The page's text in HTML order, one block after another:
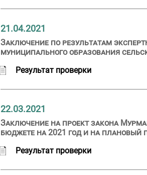
21.04.2021
Заключение по результатам
муниципального образования
Результат проверки
22.03.2021
Заключение на проект закона
бюджете на 2021 год и на плановый
Результат проверки